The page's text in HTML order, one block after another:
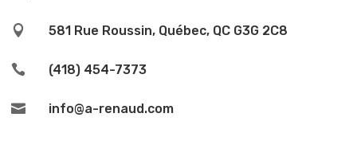
 581 Rue Roussin, Québec, QC G3G 2C8
 (418) 454-7373
 info@a-renaud.com